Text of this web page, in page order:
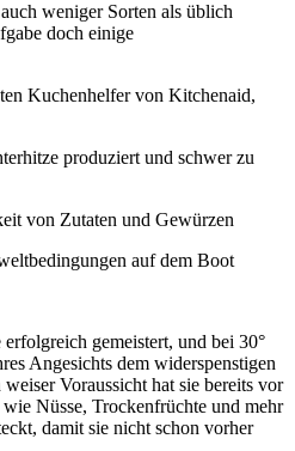
weniger Sorten als üblich
doch einige
Kuchenhelfer von Kitchenaid,
produziert und schwer zu
von Zutaten und Gewürzen
auf dem Boot
gemeistert, und bei 30°
Angesichts dem widerspenstigen
Voraussicht hat sie bereits vor
Nüsse, Trockenfrüchte und mehr
damit sie nicht schon vorher